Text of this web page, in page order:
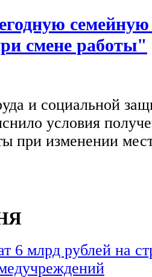
смене работы"
и социальной
условия
при изменении